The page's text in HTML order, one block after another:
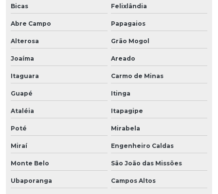
Bicas Felixlândia
Abre Campo Papagaios
Alterosa Grão Mogol
Joaíma Areado
Itaguara Carmo de Minas
Guapé Itinga
Ataléia Itapagipe
Poté Mirabela
Miraí Engenheiro Caldas
Monte Belo São João das Missões
Ubaporanga Campos Altos